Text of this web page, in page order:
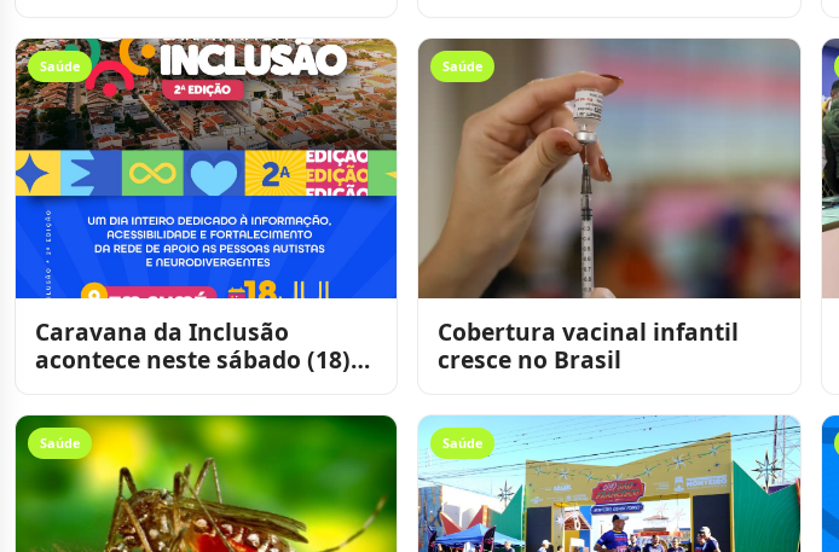
para alunos da
Saúde
Caravana da Inclusão
acontece neste sábado (18)
Michel Henrique e Arymatéi
Saúde
Cobertura vacinal infantil
cresce no Brasil
Saúde Saúde